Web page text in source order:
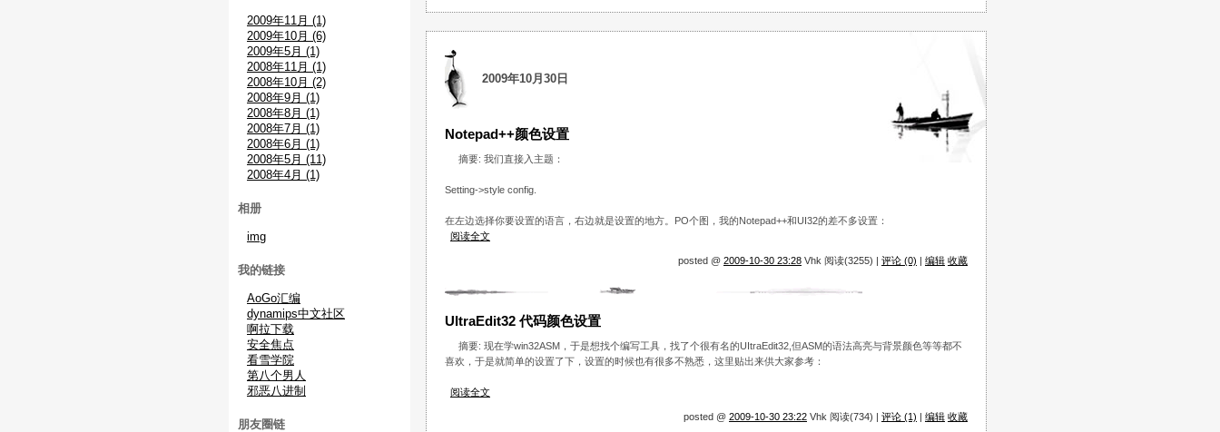
2009年10月30日
Notepad++颜色设置
摘要: 我们直接入主题：
Setting->style config.
在左边选择你要设置的语言，右边就是设置的地方。PO个图，我的Notepad++和UI32的差不多设置：
阅读全文
posted @ 2009-10-30 23:28 Vhk 阅读(3255) | 评论 (0) | 编辑 收藏
UItraEdit32 代码颜色设置
摘要: 现在学win32ASM，于是想找个编写工具，找了个很有名的UItraEdit32,但ASM的语法高亮与背景颜色等等都不
喜欢，于是就简单的设置了下，设置的时候也有很多不熟悉，这里贴出来供大家参考：
阅读全文
posted @ 2009-10-30 23:22 Vhk 阅读(734) | 评论 (1) | 编辑 收藏
2009年11月 (1)
2009年10月 (6)
2009年5月 (1)
2008年11月 (1)
2008年10月 (2)
2008年9月 (1)
2008年8月 (1)
2008年7月 (1)
2008年6月 (1)
2008年5月 (11)
2008年4月 (1)
相册
img
我的链接
AoGo汇编
dynamips中文社区
啊拉下载
安全焦点
看雪学院
第八个男人
邪恶八进制
朋友圈链